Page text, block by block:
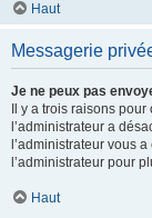
Haut
Messagerie
Je ne peux pas
Il y a trois raisons
l’administrateur a
l’administrateur vous
l’administrateur pour
Haut